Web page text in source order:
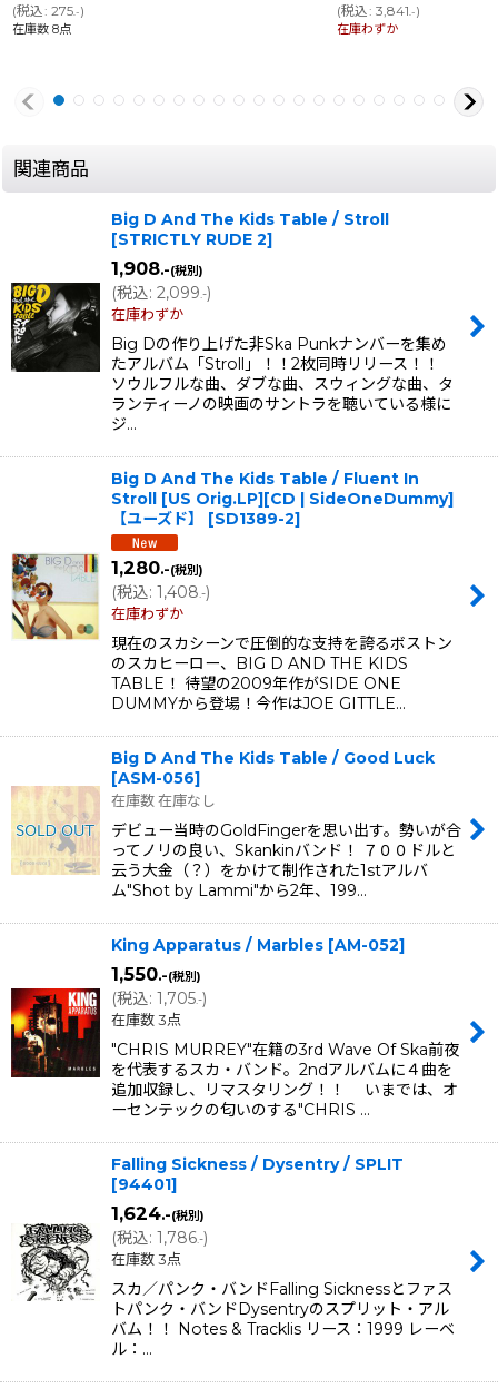
(税込: 275.-)
在庫数 8点
(税込: 3,841 .-)
在庫わずか
関連商品
Big D And The Kids Table / Stroll
[STRICTLY RUDE 2]
1,908.-(税別)
(税込: 2,099.-)
在庫わずか
Big Dの作り上げた非Ska Punkナンバーを集め
たアルバム「Stroll」！！2枚同時リリース！！
ソウルフルな曲、ダブな曲、スウィングな曲、タ
ランティーノの映画のサントラを聴いている様に
ジ…
Big D And The Kids Table / Fluent In
Stroll [US Orig.LP][CD | SideOneDummy]
【ユーズド】
[SD1389-2]
1,280.-(税別)
(税込: 1,408.-)
在庫わずか
現在のスカシーンで圧倒的な支持を誇るボストン
のスカヒーロー、BIG D AND THE KIDS
TABLE！ 待望の2009年作がSIDE ONE
DUMMYから登場！今作はJOE GITTLE…
Big D And The Kids Table / Good Luck
[ASM-056]
在庫数 在庫なし
デビュー当時のGoldFingerを思い出す。勢いが合
ってノリの良い、Skankinバンド！ ７００ドルと
云う大金（？）をかけて制作された1stアルバ
ム"Shot by Lammi"から2年、199…
King Apparatus / Marbles [AM-052]
1,550.-(税別)
(税込: 1,705.-)
在庫数 3点
"CHRIS MURREY"在籍の3rd Wave Of Ska前夜
を代表するスカ・バンド。2ndアルバムに４曲を
追加収録し、リマスタリング！！ いまでは、オ
ーセンテックの匂いのする"CHRIS …
Falling Sickness / Dysentry / SPLIT
[94401]
1,624.-(税別)
(税込: 1,786.-)
在庫数 3点
スカ／パンク・バンドFalling Sicknessとファス
トパンク・バンドDysentryのスプリット・アル
バム！！ Notes & Tracklis リース：1999 レーベ
ル：…